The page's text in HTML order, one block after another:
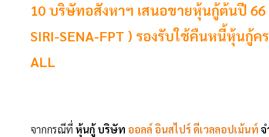
10 บริษัทอสังหาฯ เสนอขายหุ้นกู้ต้นปี
SIRI-SENA-FPT ) รองรับใช้คืนหนี้หุ้นกู้
ALL
จากกรณีที่ หุ้นกู้ บริษัท ออลล์ อินสไปร์ ดีเวลลอปเม้นท์